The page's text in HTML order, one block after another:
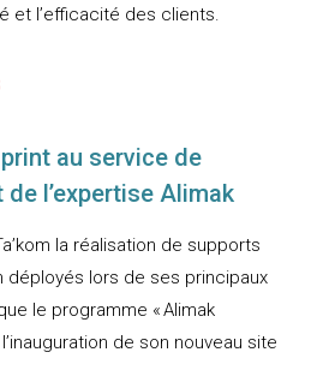
et l’efficacité des clients.
au service de
de l’expertise Alimak
la réalisation de supports
déployés lors de ses principaux
le programme « Alimak
de son nouveau site